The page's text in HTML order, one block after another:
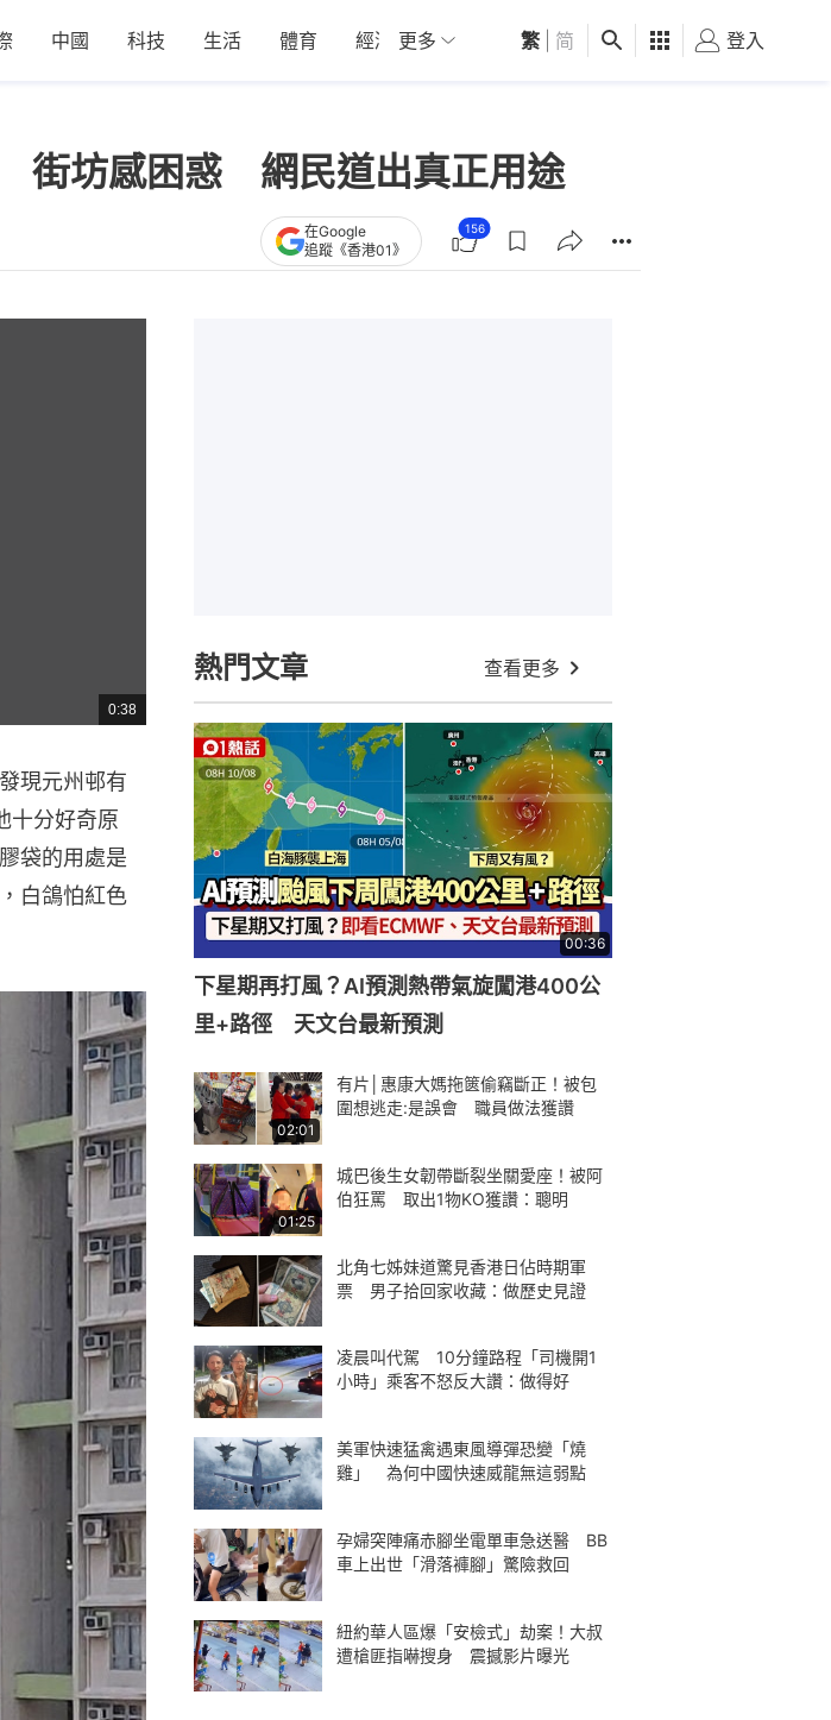
中國 科技 生活 體育 經濟 01深圳 觀點 健康 好食玩飛
更多 繁 简 登入
街坊感困惑 網民道出真正用途
在Google
追蹤《香港01》
156
總
共
0:38
現元州邨有
十分好奇原
袋的用處是
白鴿怕紅色
熱門文章 查看更多
00:36
下星期再打風？AI預測熱帶氣旋闖港400公
里+路徑 天文台最新預測
02:01
有片│惠康大媽拖篋偷竊斷正！被包
圍想逃走:是誤會 職員做法獲讚
01:25
城巴後生女韌帶斷裂坐關愛座！被阿
伯狂罵 取出1物KO獲讚：聰明
北角七姊妹道驚見香港日佔時期軍
票 男子拾回家收藏：做歷史見證
凌晨叫代駕 10分鐘路程「司機開1
小時」乘客不怒反大讚：做得好
美軍快速猛禽遇東風導彈恐變「燒
雞」 為何中國快速威龍無這弱點
孕婦突陣痛赤腳坐電單車急送醫 BB
車上出世「滑落褲腳」驚險救回
紐約華人區爆「安檢式」劫案！大叔
遭槍匪指嚇搜身 震撼影片曝光